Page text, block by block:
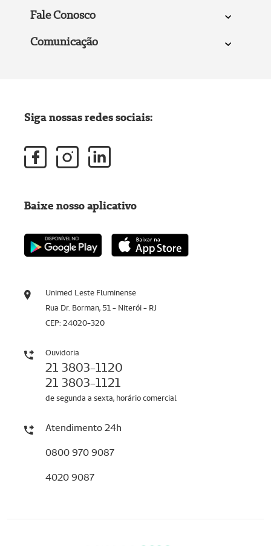
Fale Conosco
Comunicação
Unimed Leste Fluminense
Rua Dr. Borman, 51 - Niterói - RJ
CEP: 24020-320
Ouvidoria
21 3803-1120
21 3803-1121
de segunda a sexta, horário comercial
Atendimento 24h
0800 970 9087
4020 9087
Siga nossas redes sociais:
Baixe nosso aplicativo